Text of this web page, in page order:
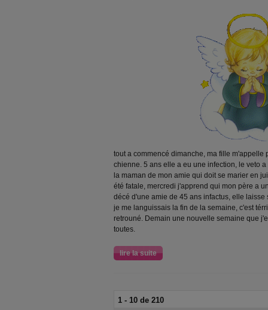
tout a commencé dimanche, ma fille m'appelle
chienne. 5 ans elle a eu une infection, le veto
la maman de mon amie qui doit se marier en
été fatale, mercredi j'apprend qui mon père a
décé d'une amie de 45 ans infactus, elle
je me languissais la fin de la semaine, c'est
retrouné. Demain une nouvelle semaine que
toutes.
lire la suite
1 - 10 de 210